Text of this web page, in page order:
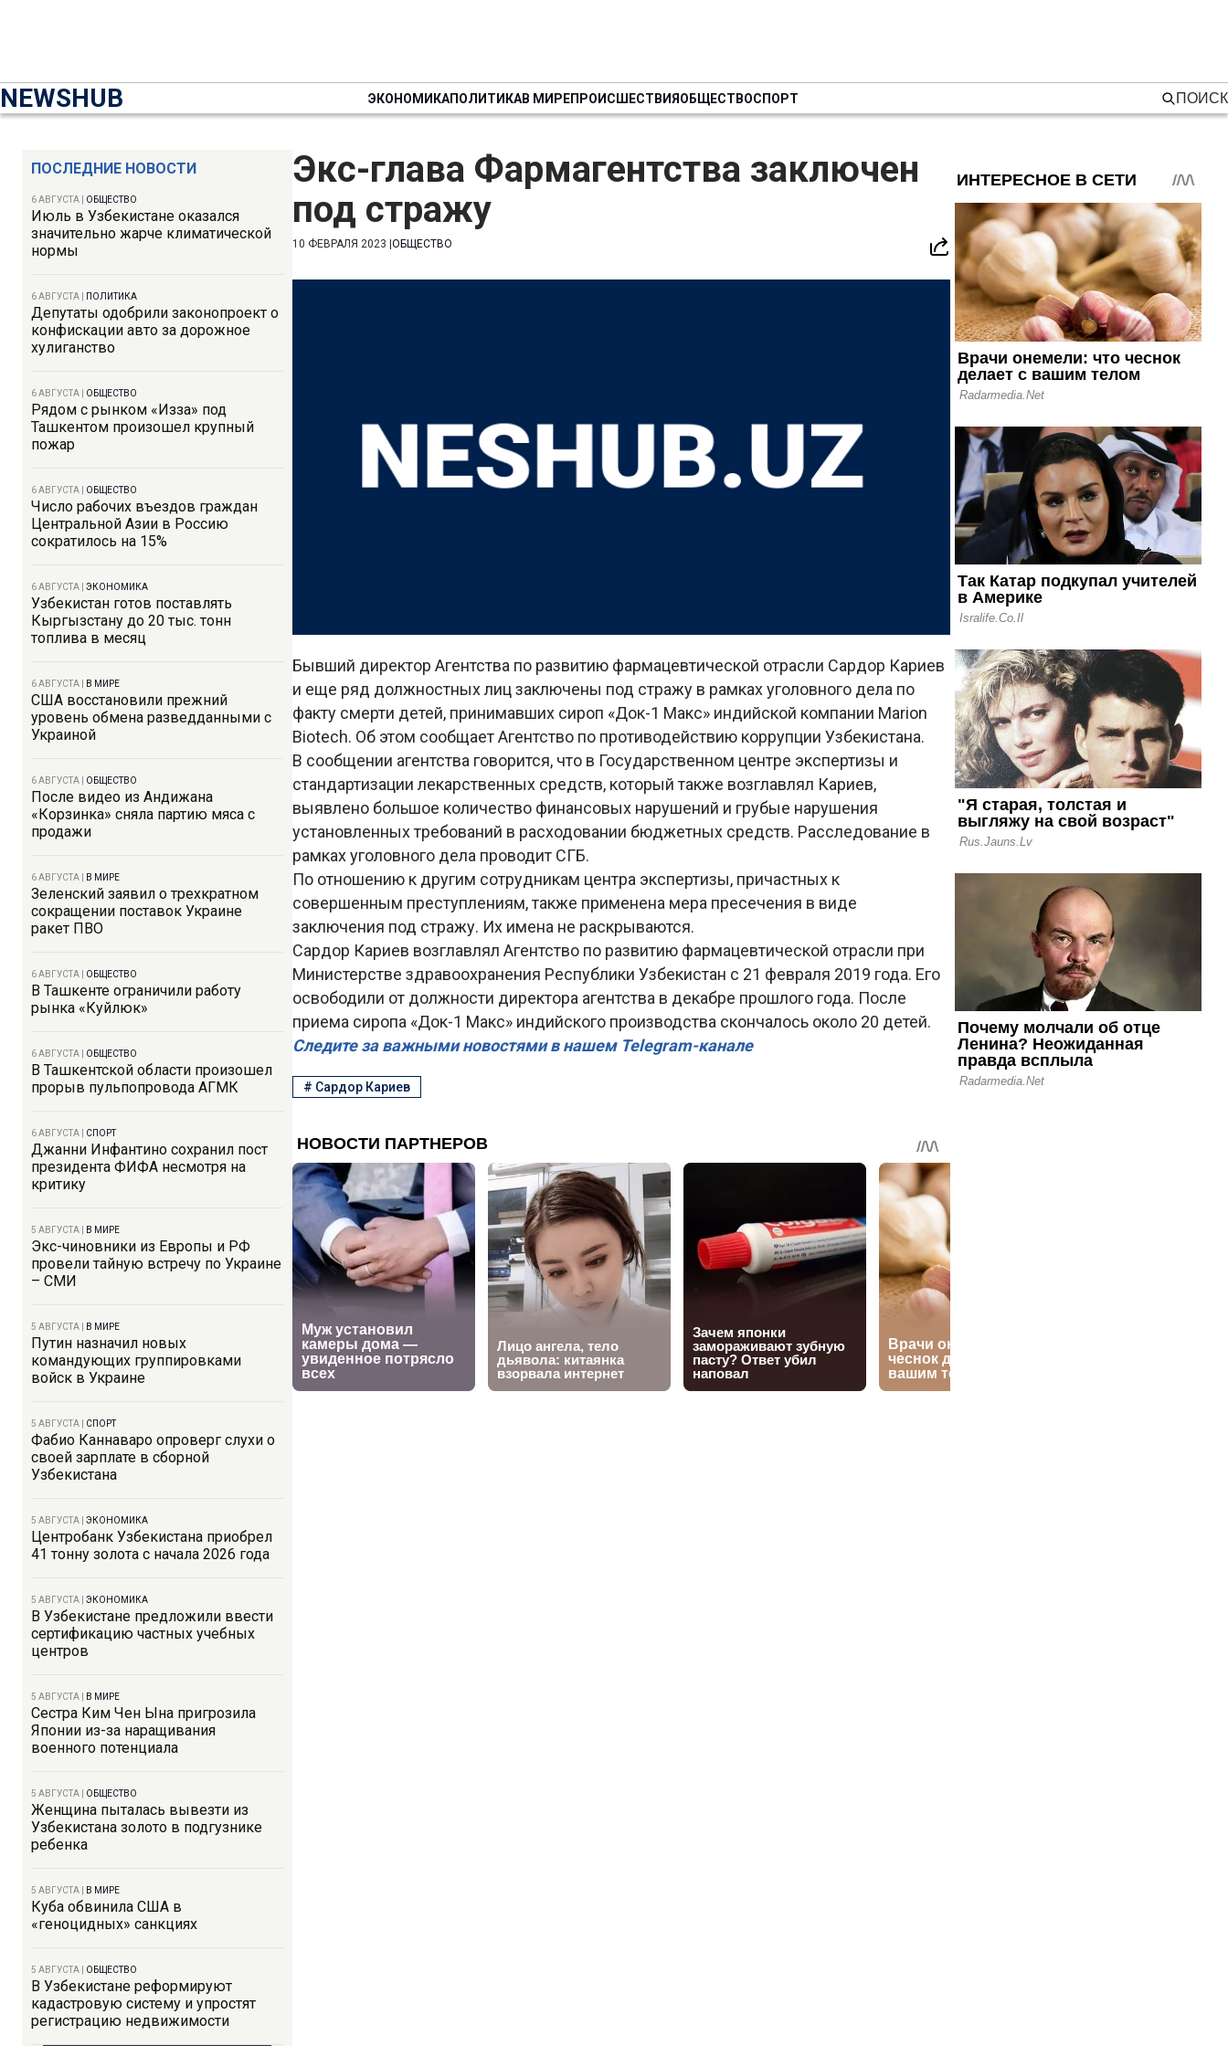
NEWSHUB ЭКОНОМИКАПОЛИТИКАВ МИРЕПРОИСШЕСТВИЯОБЩЕСТВОСПОРТ ПОИСК
ПОСЛЕДНИЕ НОВОСТИ
6 АВГУСТА ОБЩЕСТВО
Июль в Узбекистане оказался
значительно жарче климатической
нормы
6 АВГУСТА ПОЛИТИКА
Депутаты одобрили законопроект о
конфискации авто за дорожное
хулиганство
6 АВГУСТА ОБЩЕСТВО
Рядом с рынком «Изза» под
Ташкентом произошел крупный
пожар
6 АВГУСТА ОБЩЕСТВО
Число рабочих въездов граждан
Центральной Азии в Россию
сократилось на 15%
6 АВГУСТА ЭКОНОМИКА
Узбекистан готов поставлять
Кыргызстану до 20 тыс. тонн
топлива в месяц
6 АВГУСТА В МИРЕ
США восстановили прежний
уровень обмена разведданными с
Украиной
6 АВГУСТА ОБЩЕСТВО
После видео из Андижана
«Корзинка» сняла партию мяса с
продажи
6 АВГУСТА В МИРЕ
Зеленский заявил о трехкратном
сокращении поставок Украине
ракет ПВО
6 АВГУСТА ОБЩЕСТВО
В Ташкенте ограничили работу
рынка «Куйлюк»
6 АВГУСТА ОБЩЕСТВО
В Ташкентской области произошел
прорыв пульпопровода АГМК
6 АВГУСТА СПОРТ
Джанни Инфантино сохранил пост
президента ФИФА несмотря на
критику
5 АВГУСТА В МИРЕ
Экс-чиновники из Европы и РФ
провели тайную встречу по Украине
– СМИ
5 АВГУСТА В МИРЕ
Путин назначил новых
командующих группировками
войск в Украине
5 АВГУСТА СПОРТ
Фабио Каннаваро опроверг слухи о
своей зарплате в сборной
Узбекистана
5 АВГУСТА ЭКОНОМИКА
Центробанк Узбекистана приобрел
41 тонну золота с начала 2026 года
5 АВГУСТА ЭКОНОМИКА
В Узбекистане предложили ввести
сертификацию частных учебных
центров
5 АВГУСТА В МИРЕ
Сестра Ким Чен Ына пригрозила
Японии из-за наращивания
военного потенциала
5 АВГУСТА ОБЩЕСТВО
Женщина пыталась вывезти из
Узбекистана золото в подгузнике
ребенка
5 АВГУСТА В МИРЕ
Куба обвинила США в
«геноцидных» санкциях
5 АВГУСТА ОБЩЕСТВО
В Узбекистане реформируют
кадастровую систему и упростят
регистрацию недвижимости
Экс-глава Фармагентства заключен
под стражу
10 ФЕВРАЛЯ 2023 ОБЩЕСТВО
Бывший директор Агентства по развитию фармацевтической отрасли Сардор Кариев
и еще ряд должностных лиц заключены под стражу в рамках уголовного дела по
факту смерти детей, принимавших сироп «Док-1 Макс» индийской компании Marion
Biotech. Об этом сообщает Агентство по противодействию коррупции Узбекистана.
В сообщении агентства говорится, что в Государственном центре экспертизы и
стандартизации лекарственных средств, который также возглавлял Кариев,
выявлено большое количество финансовых нарушений и грубые нарушения
установленных требований в расходовании бюджетных средств. Расследование в
рамках уголовного дела проводит СГБ.
По отношению к другим сотрудникам центра экспертизы, причастных к
совершенным преступлениям, также применена мера пресечения в виде
заключения под стражу. Их имена не раскрываются.
Сардор Кариев возглавлял Агентство по развитию фармацевтической отрасли при
Министерстве здравоохранения Республики Узбекистан с 21 февраля 2019 года. Его
освободили от должности директора агентства в декабре прошлого года. После
приема сиропа «Док-1 Макс» индийского производства скончалось около 20 детей.
Следите за важными новостями в нашем Telegram-канале
# Сардор Кариев